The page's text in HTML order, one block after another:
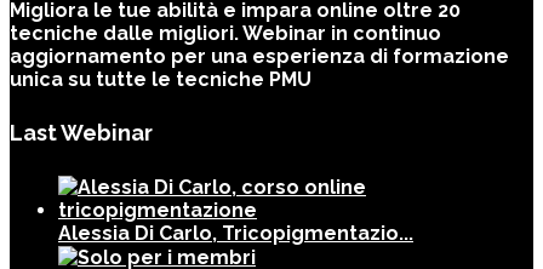
Migliora le tue abilità e impara online oltre 20
tecniche dalle migliori. Webinar in continuo
aggiornamento per una esperienza di formazione
unica su tutte le tecniche PMU
Last Webinar
Alessia Di Carlo, Tricopigmentazio...